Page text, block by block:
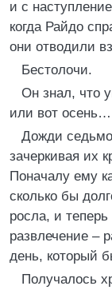
и с
когда Райдо
они отводили
Бестолочи.
Он знал, что
или вот осень…
Дожди
зачеркивая их
Поначалу ему
сколько бы
росла, и
развлечение –
день, который
Получалось